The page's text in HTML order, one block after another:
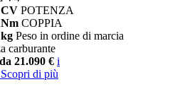
CV POTENZA
COPPIA
Peso in ordine di marcia
carburante
21.090 € i
Scopri di più